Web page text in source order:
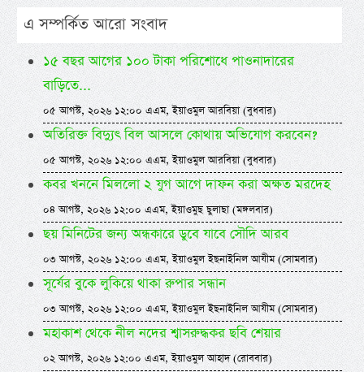
এ সম্পর্কিত আরো সংবাদ
১৫ বছর আগের ১০০ টাকা পরিশোধে পাওনাদারের
বাড়িতে...
০৫ আগস্ট, ২০২৬ ১২:০০ এএম, ইয়াওমুল আরবিয়া (বুধবার)
অতিরিক্ত বিদ্যুৎ বিল আসলে কোথায় অভিযোগ করবেন?
০৫ আগস্ট, ২০২৬ ১২:০০ এএম, ইয়াওমুল আরবিয়া (বুধবার)
কবর খননে মিললো ২ যুগ আগে দাফন করা অক্ষত মরদেহ
০৪ আগস্ট, ২০২৬ ১২:০০ এএম, ইয়াওমুছ ছুলাছা (মঙ্গলবার)
ছয় মিনিটের জন্য অন্ধকারে ডুবে যাবে সৌদি আরব
০৩ আগস্ট, ২০২৬ ১২:০০ এএম, ইয়াওমুল ইছনাইনিল আযীম (সোমবার)
সূর্যের বুকে লুকিয়ে থাকা রুপার সন্ধান
০৩ আগস্ট, ২০২৬ ১২:০০ এএম, ইয়াওমুল ইছনাইনিল আযীম (সোমবার)
মহাকাশ থেকে নীল নদের শ্বাসরুদ্ধকর ছবি শেয়ার
০২ আগস্ট, ২০২৬ ১২:০০ এএম, ইয়াওমুল আহাদ (রোববার)